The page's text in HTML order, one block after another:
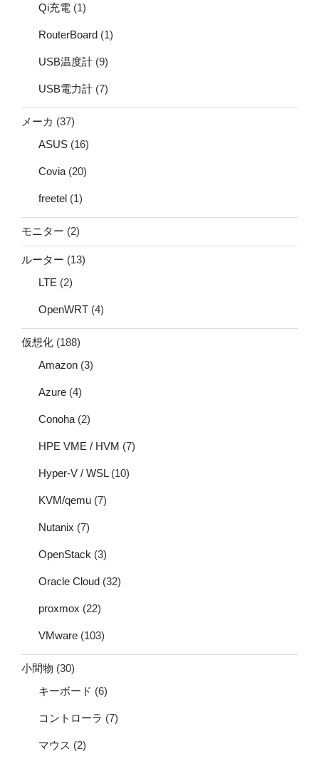
Qi充電 (1)
RouterBoard (1)
USB温度計 (9)
USB電力計 (7)
メーカ (37)
ASUS (16)
Covia (20)
freetel (1)
モニター (2)
ルーター (13)
LTE (2)
OpenWRT (4)
仮想化 (188)
Amazon (3)
Azure (4)
Conoha (2)
HPE VME / HVM (7)
Hyper-V / WSL(10)
KVM/qemu (7)
Nutanix (7)
OpenStack (3)
Oracle Cloud (32)
proxmox (22)
VMware (103)
小間物 (30)
キーボード (6)
コントローラ (7)
マウス (2)